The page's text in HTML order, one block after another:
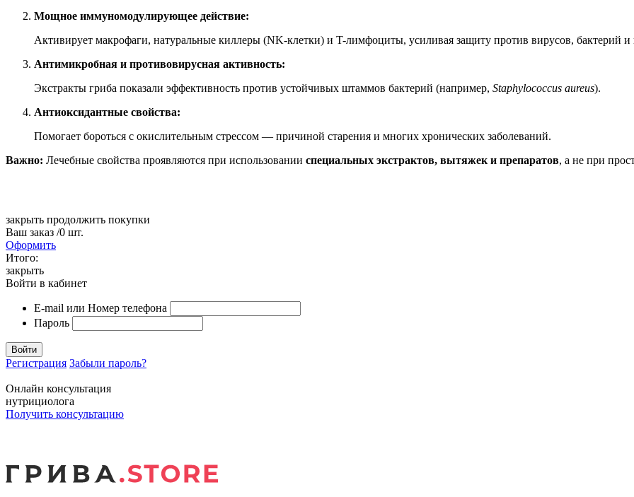
Мощное иммуномодулирующее действие:
Активирует макрофаги, натуральные киллеры (NK-клетки) и T-лимфоциты, усиливая защиту против вирусов, бактерий и
Антимикробная и противовирусная активность:
Экстракты гриба показали эффективность против устойчивых штаммов бактерий (например, Staphylococcus aureus).
Антиоксидантные свойства:
Помогает бороться с окислительным стрессом — причиной старения и многих хронических заболеваний.
Важно: Лечебные свойства проявляются при использовании специальных экстрактов, вытяжек и препаратов, а не при
закрыть продолжить покупки
Ваш заказ /0 шт.
Оформить
Итого:
закрыть
Войти в кабинет
E-mail или Номер телефона
Пароль
Войти
Регистрация Забыли пароль?
Онлайн консультация
нутрициолога
Получить консультацию